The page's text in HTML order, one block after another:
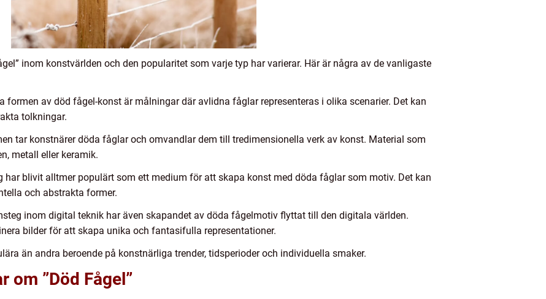
inom konstvärlden och den popularitet som varje typ har varierar. Här är några av de vanligaste
formen av död fågel-konst är målningar där avlidna fåglar representeras i olika scenarier. Det kan
tolkningar.
tar konstnärer döda fåglar och omvandlar dem till tredimensionella verk av konst. Material som
metall eller keramik.
har blivit alltmer populärt som ett medium för att skapa konst med döda fåglar som motiv. Det kan
och abstrakta former.
inom digital teknik har även skapandet av döda fågelmotiv flyttat till den digitala världen.
bilder för att skapa unika och fantasifulla representationer.
än andra beroende på konstnärliga trender, tidsperioder och individuella smaker.
om ”Död Fågel”